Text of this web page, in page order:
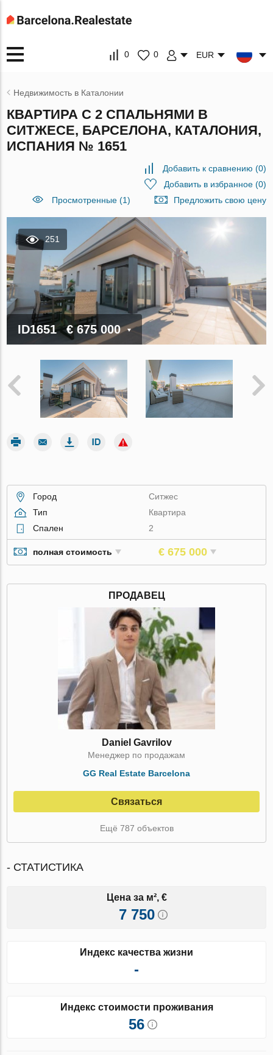
0 0 EUR
Недвижимость в Каталонии
КВАРТИРА С 2 СПАЛЬНЯМИ В
СИТЖЕСЕ, БАРСЕЛОНА, КАТАЛОНИЯ,
ИСПАНИЯ № 1651
Добавить к сравнению (0)
Добавить в избранное(0)
Просмотренные (1)
Предложить свою цену
251
ID1651 € 675 000
Город
Ситжес
Тип
Квартира
Спален
2
полная стоимость € 675 000
ПРОДАВЕЦ
Daniel Gavrilov
Менеджер по продажам
GG Real Estate Barcelona
Связаться
Ещё 787 объектов
- СТАТИСТИКА
Цена за м², €
7 750
Индекс качества жизни
-
Индекс стоимости проживания
56